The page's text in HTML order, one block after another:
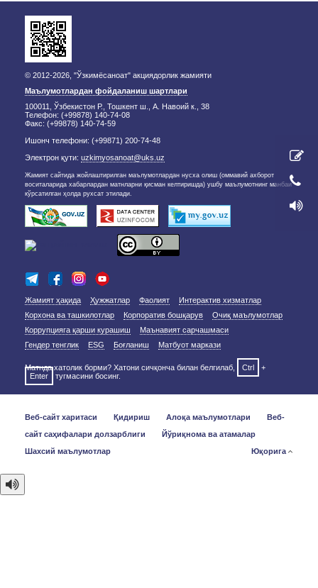
© 2012-2026, "Ўзкимёсаноат" акциядорлик жамияти
Маълумотлардан фойдаланиш шартлари
100011, Ўзбекистон Р., Тошкент ш., А. Навоий к., 38
Телефон: (+99878) 140-74-08
Факс: (+99878) 140-74-59
Ишонч телефони: (+99871) 200-74-48
Электрон қути: uzkimyosanoat@uks.uz
Жамият сайтида жойлаштирилган маълумотлардан нусха олиш (оммавий ахборот
воситаларида хабарлардан матнларни қисман келтиришда) ушбу маълумотнинг манбаи
кўрсатилган ҳолда рухсат этилади.
Жамият ҳақида Ҳужжатлар Фаолият
Интерактив хизматлар
Корхона ва ташкилотлар
Корпоратив бошқарув
Очиқ маълумотлар
Коррупцияга қарши курашиш
Маънавият сарчашмаси
Гендер тенглик
ESG Боғланиш Матбуот маркази
Матнда хатолик борми? Хатони сичқонча билан белгилаб, Ctrl
+
Enter
тугмасини босинг.
Веб-сайт харитаси Қидириш Алоқа маълумотлари
Веб-
сайт саҳифалари долзарблиги
Йўриқнома ва атамалар
Шахсий маълумотлар
Юқорига